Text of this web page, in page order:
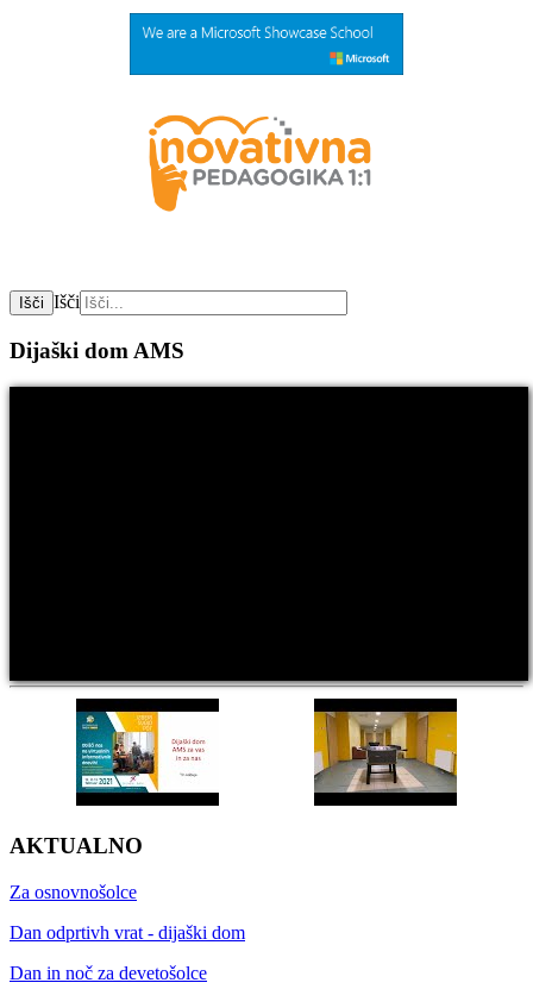
Išči Išči
Dijaški dom AMS
AKTUALNO
Za osnovnošolce
Dan odprtivh vrat - dijaški dom
Dan in noč za devetošolce